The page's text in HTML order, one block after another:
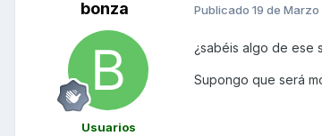
bonza
Usuarios
Publicado 19 de Marzo
¿sabéis algo de ese
Supongo que será